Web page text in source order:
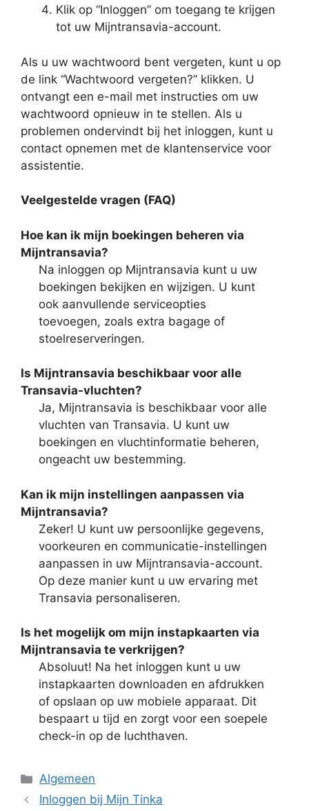
Klik op “Inloggen” om toegang te krijgen
tot uw Mijntransavia-account.
Als u uw wachtwoord bent vergeten, kunt u op
de link “Wachtwoord vergeten?” klikken. U
ontvangt een e-mail met instructies om uw
wachtwoord opnieuw in te stellen. Als u
problemen ondervindt bij het inloggen, kunt u
contact opnemen met de klantenservice voor
assistentie.
Veelgestelde vragen (FAQ)
Hoe kan ik mijn boekingen beheren via
Mijntransavia?
Na inloggen op Mijntransavia kunt u uw
boekingen bekijken en wijzigen. U kunt
ook aanvullende serviceopties
toevoegen, zoals extra bagage of
stoelreserveringen.
Is Mijntransavia beschikbaar voor alle
Transavia-vluchten?
Ja, Mijntransavia is beschikbaar voor alle
vluchten van Transavia. U kunt uw
boekingen en vluchtinformatie beheren,
ongeacht uw bestemming.
Kan ik mijn instellingen aanpassen via
Mijntransavia?
Zeker! U kunt uw persoonlijke gegevens,
voorkeuren en communicatie-instellingen
aanpassen in uw Mijntransavia-account.
Op deze manier kunt u uw ervaring met
Transavia personaliseren.
Is het mogelijk om mijn instapkaarten via
Mijntransavia te verkrijgen?
Absoluut! Na het inloggen kunt u uw
instapkaarten downloaden en afdrukken
of opslaan op uw mobiele apparaat. Dit
bespaart u tijd en zorgt voor een soepele
check-in op de luchthaven.
Categorieën
Algemeen
Inloggen bij Mijn Tinka